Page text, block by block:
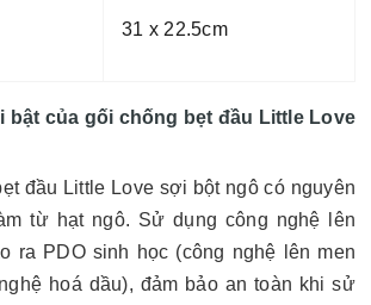
31 x 22.5cm
bật của gối chống bẹt đầu Little Love
đầu Little Love sợi bột ngô có nguyên
từ hạt ngô. Sử dụng công nghệ lên
ra PDO sinh học (công nghệ lên men
hoá dầu), đảm bảo an toàn khi sử